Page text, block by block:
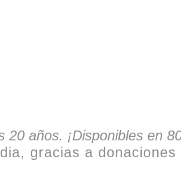
años. ¡Disponibles en
gracias a